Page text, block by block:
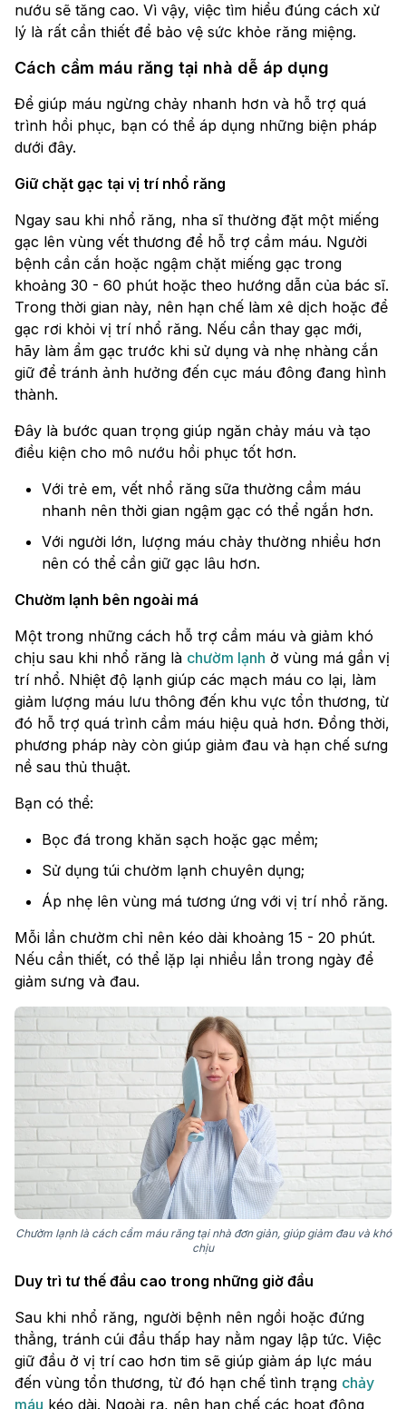
nướu sẽ tăng cao. Vì vậy, việc tìm hiểu đúng cách xử
lý là rất cần thiết để bảo vệ sức khỏe răng miệng.
Cách cầm máu răng tại nhà dễ áp dụng
Để giúp máu ngừng chảy nhanh hơn và hỗ trợ quá
trình hồi phục, bạn có thể áp dụng những biện pháp
dưới đây.
Giữ chặt gạc tại vị trí nhổ răng
Ngay sau khi nhổ răng, nha sĩ thường đặt một miếng
gạc lên vùng vết thương để hỗ trợ cầm máu. Người
bệnh cần cắn hoặc ngậm chặt miếng gạc trong
khoảng 30 - 60 phút hoặc theo hướng dẫn của bác sĩ.
Trong thời gian này, nên hạn chế làm xê dịch hoặc để
gạc rơi khỏi vị trí nhổ răng. Nếu cần thay gạc mới,
hãy làm ẩm gạc trước khi sử dụng và nhẹ nhàng cắn
giữ để tránh ảnh hưởng đến cục máu đông đang hình
thành.
Đây là bước quan trọng giúp ngăn chảy máu và tạo
điều kiện cho mô nướu hồi phục tốt hơn.
Với trẻ em, vết nhổ răng sữa thường cầm máu
nhanh nên thời gian ngậm gạc có thể ngắn hơn.
Với người lớn, lượng máu chảy thường nhiều hơn
nên có thể cần giữ gạc lâu hơn.
Chườm lạnh bên ngoài má
Một trong những cách hỗ trợ cầm máu và giảm khó
chịu sau khi nhổ răng là chườm lạnh ở vùng má gần vị
trí nhổ. Nhiệt độ lạnh giúp các mạch máu co lại, làm
giảm lượng máu lưu thông đến khu vực tổn thương, từ
đó hỗ trợ quá trình cầm máu hiệu quả hơn. Đồng thời,
phương pháp này còn giúp giảm đau và hạn chế sưng
nề sau thủ thuật.
Bạn có thể:
Bọc đá trong khăn sạch hoặc gạc mềm;
Sử dụng túi chườm lạnh chuyên dụng;
Áp nhẹ lên vùng má tương ứng với vị trí nhổ răng.
Mỗi lần chườm chỉ nên kéo dài khoảng 15 - 20 phút.
Nếu cần thiết, có thể lặp lại nhiều lần trong ngày để
giảm sưng và đau.
Chườm lạnh là cách cầm máu răng tại nhà đơn giản, giúp giảm đau và khó
chịu
Duy trì tư thế đầu cao trong những giờ đầu
Sau khi nhổ răng, người bệnh nên ngồi hoặc đứng
thẳng, tránh cúi đầu thấp hay nằm ngay lập tức. Việc
giữ đầu ở vị trí cao hơn tim sẽ giúp giảm áp lực máu
đến vùng tổn thương, từ đó hạn chế tình trạng chảy
máu kéo dài. Ngoài ra, nên hạn chế các hoạt động